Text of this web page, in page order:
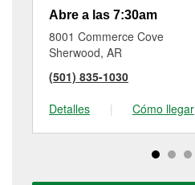
Abre a las 7:30am
8001 Commerce Cove
Sherwood, AR
(501) 835-1030
Detalles
| Cómo llegar